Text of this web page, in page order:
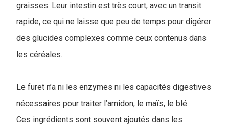
graisses. Leur intestin est très court, avec un transit
rapide, ce qui ne laisse que peu de temps pour digérer
des glucides complexes comme ceux contenus dans
les céréales.
Le furet n’a ni les enzymes ni les capacités digestives
nécessaires pour traiter l’amidon, le maïs, le blé.
Ces ingrédients sont souvent ajoutés dans les